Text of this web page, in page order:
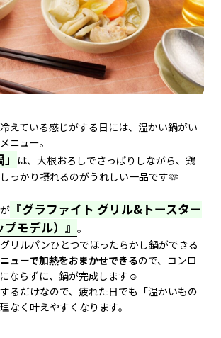
えている感じがする日には、温かい鍋がい
ニュー。
は、大根おろしでさっぱりしながら、鶏
っかり摂れるのがうれしい一品です🫶
『グラファイト グリル&トースター
プモデル）』 。
リルパンひとつでほったらかし鍋ができる
ニューで加熱をおまかせできるので、コンロ
ならずに、鍋が完成します☺️
るだけなので、疲れた日でも「温かいもの
なく叶えやすくなります。